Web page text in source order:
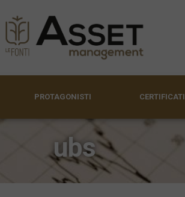
PROTAGONISTI CERTIFICATI
ubs